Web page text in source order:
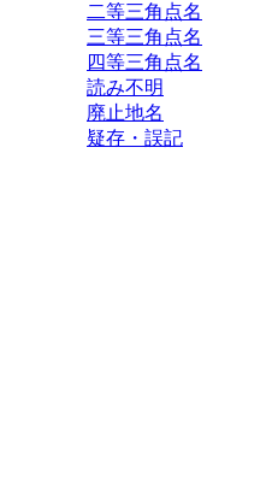
二等三角点名
三等三角点名
四等三角点名
読み不明
廃止地名
疑存・誤記